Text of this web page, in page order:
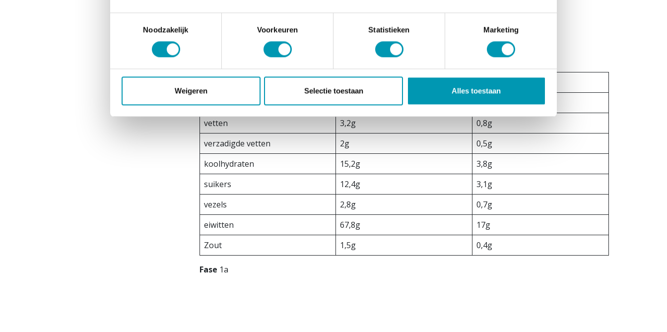
Noodzakelijk
Voorkeuren Statistieken Marketing
Weigeren Selectie toestaan Alles toestaan
Voedingswaarden
Energie
366 Kcal / 1550 kJ
92 Kcal / 383 kJ
vetten
3,2g
0,8g
verzadigde vetten
2g
0,5g
koolhydraten
15,2g
3,8g
suikers
12,4g
3,1g
vezels
2,8g
0,7g
eiwitten
67,8g
17g
Zout
1,5g 0,4g
Fase 1a